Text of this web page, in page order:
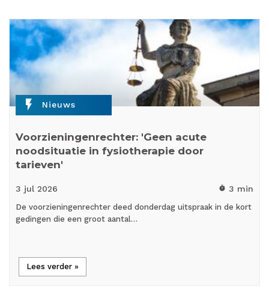
flash_on Nieuws
Voorzieningenrechter: 'Geen acute
noodsituatie in fysiotherapie door
tarieven'
3 jul 2026 timer 3 min
De voorzieningenrechter deed donderdag uitspraak in de kort
gedingen die een groot aantal…
Lees verder »